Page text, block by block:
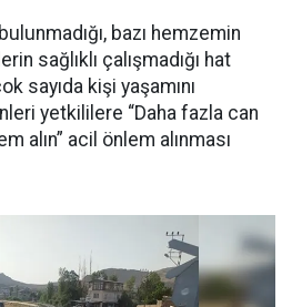
bazı hemzemin
sağlıklı çalışmadığı hat
sayıda kişi yaşamını
yetkililere “Daha fazla can
alın” acil önlem alınması